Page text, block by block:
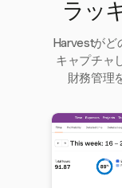
ラッ
Harvestがど
キャプチャ
財務管理